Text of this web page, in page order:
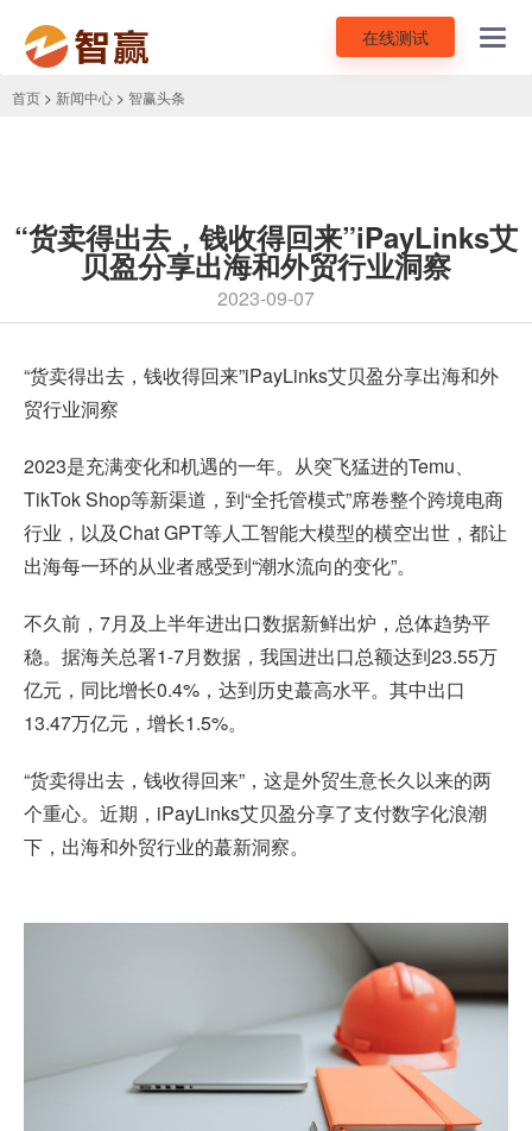
在线测试
首页 > 新闻中心 > 智赢头条
“货卖得出去，钱收得回来”iPayLinks艾
贝盈分享出海和外贸行业洞察
2023-09-07
“货卖得出去，钱收得回来”iPayLinks艾贝盈分享出海和外
贸行业洞察
2023是充满变化和机遇的一年。从突飞猛进的Temu、
TikTok Shop等新渠道，到“全托管模式”席卷整个跨境电商
行业，以及Chat GPT等人工智能大模型的横空出世，都让
出海每一环的从业者感受到“潮水流向的变化”。
不久前，7月及上半年进出口数据新鲜出炉，总体趋势平
稳。据海关总署1-7月数据，我国进出口总额达到23.55万
亿元，同比增长0.4%，达到历史蕞高水平。其中出口
13.47万亿元，增长1.5%。
“货卖得出去，钱收得回来”，这是外贸生意长久以来的两
个重心。近期，iPayLinks艾贝盈分享了支付数字化浪潮
下，出海和外贸行业的蕞新洞察。